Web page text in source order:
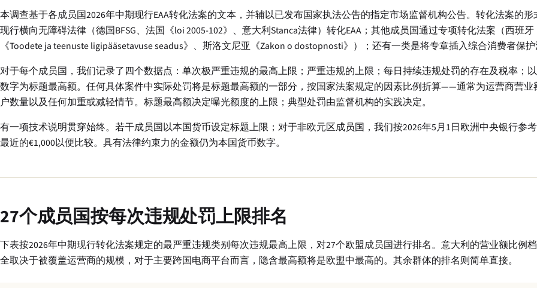
本调查基于各成员国2026年中期现行EAA转化法案的文本，并辅以已发布国家执法公告的指定市场监督机构公告。转化法案的
现行横向无障碍法律（德国BFSG、法国《loi 2005-102》、意大利Stanca法律）转化EAA；其他成员国通过专项转化法案（西班
《Toodete ja teenuste ligipääsetavuse seadus》、斯洛文尼亚《Zakon o dostopnosti》）；还有一类是将专章插入综合消费者保
对于每个成员国，我们记录了四个数据点：单次极严重违规的最高上限；严重违规的上限；每日持续违规处罚的存在及税率；
数字为标题最高额。任何具体案件中实际处罚将是标题最高额的一部分，按国家法案规定的因素比例折算——通常为运营商营
户数量以及任何加重或减轻情节。标题最高额决定曝光额度的上限；典型处罚由监督机构的实践决定。
有一项技术说明贯穿始终。若干成员国以本国货币设定标题上限；对于非欧元区成员国，我们按2026年5月1日欧洲中央银行参
最近的€1,000以便比较。具有法律约束力的金额仍为本国货币数字。
27个成员国按每次违规处罚上限排名
下表按2026年中期现行转化法案规定的最严重违规类别每次违规最高上限，对27个欧盟成员国进行排名。意大利的营业额比
全取决于被覆盖运营商的规模，对于主要跨国电商平台而言，隐含最高额将是欧盟中最高的。其余群体的排名则简单直接。